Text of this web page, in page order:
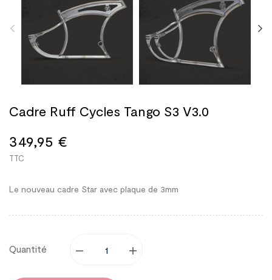
Cadre Ruff Cycles Tango S3 V3.0
349,95 €
TTC
Le nouveau cadre Star avec plaque de 3mm
Quantité